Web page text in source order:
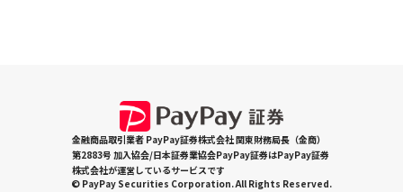
金融商品取引業者 PayPay証券株式会社 関東財務局長（金商）
第2883号 加入協会/日本証券業協会PayPay証券はPayPay証券
株式会社が運営しているサービスです
© PayPay Securities Corporation. All Rights Reserved.